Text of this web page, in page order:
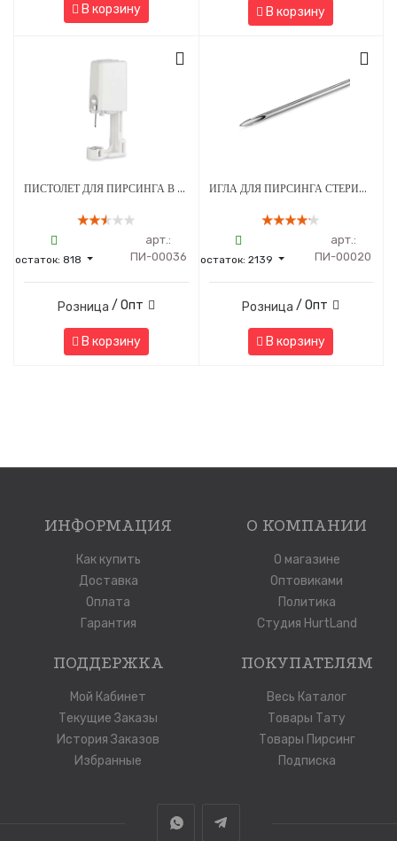
В корзину В корзину
ПИСТОЛЕТ ДЛЯ ПИРСИНГА В СТЕРИЛЬНОЙ УПАКОВКЕ МОД. 203 С СЕРЕБРЯНЫМ УКРАШЕНИЕМ ШАРИК 3 ММ БЕЛЫЙ - 1 ШТ
остаток: 818
арт.:
ПИ-00036
Розница / Опт
В корзину
ИГЛА ДЛЯ ПИРСИНГА СТЕРИЛЬНАЯ 13G
остаток: 2139
арт.:
ПИ-00020
Розница / Опт
В корзину
ИНФОРМАЦИЯ
Как купить
Доставка
Оплата
Гарантия
О КОМПАНИИ
О магазине
Оптовиками
Политика
Студия HurtLand
ПОДДЕРЖКА
Мой Кабинет
Текущие Заказы
История Заказов
Избранные
ПОКУПАТЕЛЯМ
Весь Каталог
Товары Тату
Товары Пирсинг
Подписка